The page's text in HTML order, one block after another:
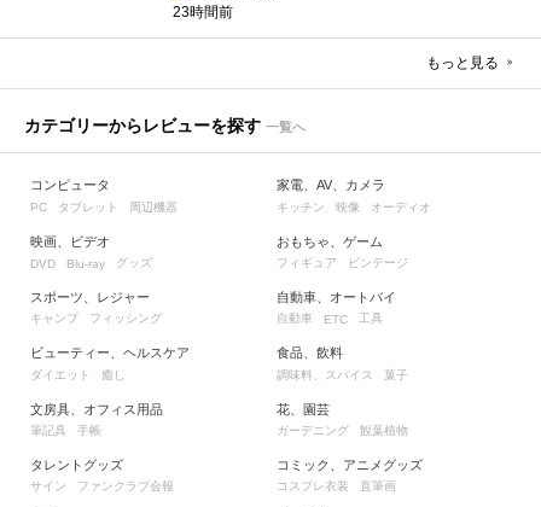
23時間前
もっと見る
カテゴリーからレビューを探す 一覧へ
コンピュータ
PC タブレット 周辺機器
映画、ビデオ
DVD Blu-ray グッズ
スポーツ、レジャー
キャンプ フィッシング
ビューティー、ヘルスケア
ダイエット 癒し
文房具、オフィス用品
筆記具 手帳
タレントグッズ
サイン ファンクラブ会報
家電、AV、カメラ
キッチン 映像 オーディオ
おもちゃ、ゲーム
フィギュア ビンテージ
自動車、オートバイ
自動車 ETC 工具
食品、飲料
調味料、スパイス 菓子
花、園芸
ガーデニング 観葉植物
コミック、アニメグッズ
コスプレ衣装 直筆画